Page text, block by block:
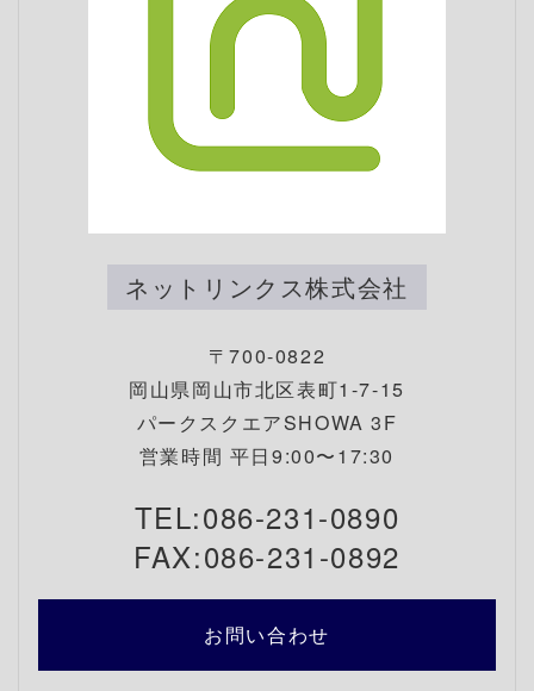
ネットリンクス株式会社
〒700-0822
岡山県岡山市北区表町1-7-15
パークスクエアSHOWA 3F
営業時間 平日9:00〜17:30
TEL:086-231-0890
FAX:086-231-0892
お問い合わせ